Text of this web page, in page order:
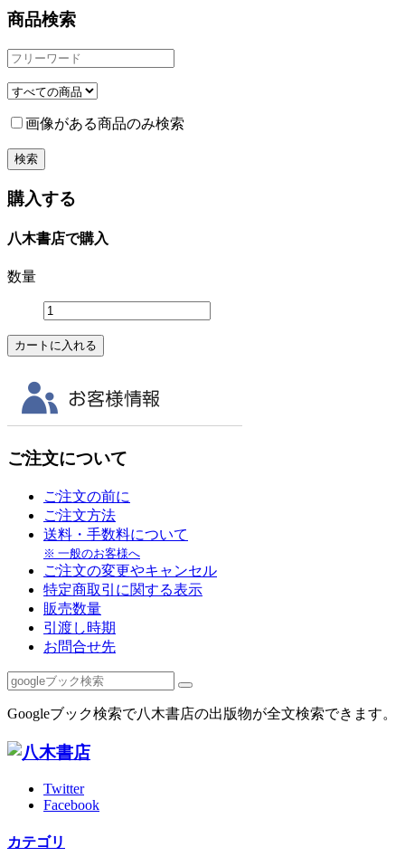
商品検索
画像がある商品のみ検索
購入する
八木書店で購入
数量
ご注文について
ご注文の前に
ご注文方法
送料・手数料について
※ 一般のお客様へ
ご注文の変更やキャンセル
特定商取引に関する表示
販売数量
引渡し時期
お問合せ先
Googleブック検索で八木書店の出版物が全文検索できます。
Twitter
Facebook
カテゴリ